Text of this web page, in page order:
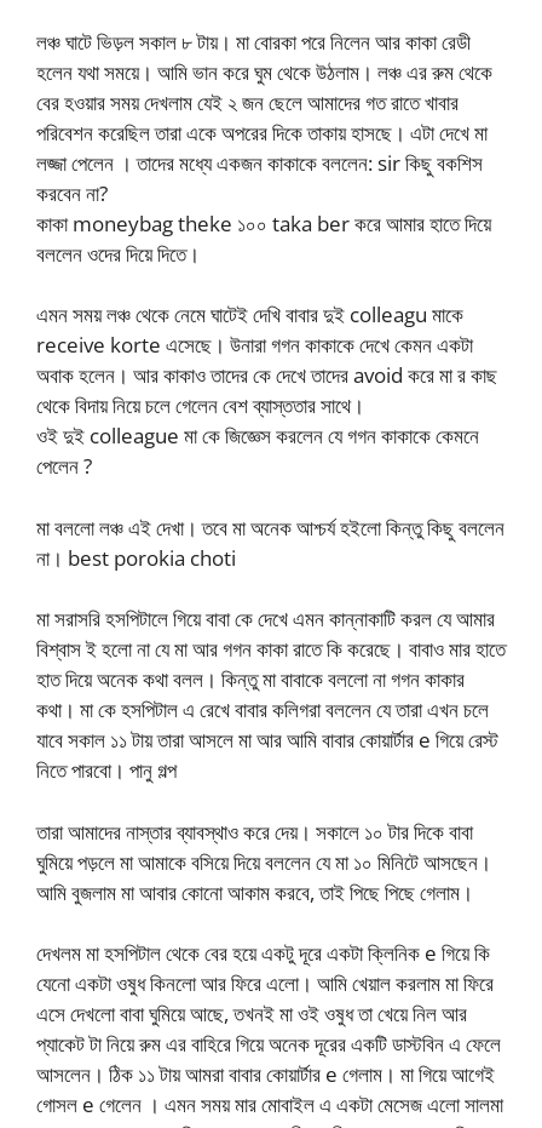
লঞ্চ ঘাটে ভিড়ল সকাল ৮ টায়। মা বোরকা পরে নিলেন আর কাকা রেডী
হলেন যথা সময়ে। আমি ভান করে ঘুম থেকে উঠলাম। লঞ্চ এর রুম থেকে
বের হওয়ার সময় দেখলাম যেই ২ জন ছেলে আমাদের গত রাতে খাবার
পরিবেশন করেছিল তারা একে অপরের দিকে তাকায় হাসছে। এটা দেখে মা
লজ্জা পেলেন । তাদের মধ্যে একজন কাকাকে বললেন: sir কিছু বকশিস
করবেন না?
কাকা moneybag theke ১০০ taka ber করে আমার হাতে দিয়ে
বললেন ওদের দিয়ে দিতে।
এমন সময় লঞ্চ থেকে নেমে ঘাটেই দেখি বাবার দুই colleagu মাকে
receive korte এসেছে। উনারা গগন কাকাকে দেখে কেমন একটা
অবাক হলেন। আর কাকাও তাদের কে দেখে তাদের avoid করে মা র কাছ
থেকে বিদায় নিয়ে চলে গেলেন বেশ ব্যাস্ততার সাথে।
ওই দুই colleague মা কে জিজ্ঞেস করলেন যে গগন কাকাকে কেমনে
পেলেন ?
মা বললো লঞ্চ এই দেখা। তবে মা অনেক আশ্চর্য হইলো কিন্তু কিছু বললেন
না। best porokia choti
মা সরাসরি হসপিটালে গিয়ে বাবা কে দেখে এমন কান্নাকাটি করল যে আমার
বিশ্বাস ই হলো না যে মা আর গগন কাকা রাতে কি করেছে। বাবাও মার হাতে
হাত দিয়ে অনেক কথা বলল। কিন্তু মা বাবাকে বললো না গগন কাকার
কথা। মা কে হসপিটাল এ রেখে বাবার কলিগরা বললেন যে তারা এখন চলে
যাবে সকাল ১১ টায় তারা আসলে মা আর আমি বাবার কোয়ার্টার e গিয়ে রেস্ট
নিতে পারবো। পানু গল্প
তারা আমাদের নাস্তার ব্যাবস্থাও করে দেয়। সকালে ১০ টার দিকে বাবা
ঘুমিয়ে পড়লে মা আমাকে বসিয়ে দিয়ে বললেন যে মা ১০ মিনিটে আসছেন।
আমি বুজলাম মা আবার কোনো আকাম করবে, তাই পিছে পিছে গেলাম।
দেখলম মা হসপিটাল থেকে বের হয়ে একটু দূরে একটা ক্লিনিক e গিয়ে কি
যেনো একটা ওষুধ কিনলো আর ফিরে এলো। আমি খেয়াল করলাম মা ফিরে
এসে দেখলো বাবা ঘুমিয়ে আছে, তখনই মা ওই ওষুধ তা খেয়ে নিল আর
প্যাকেট টা নিয়ে রুম এর বাহিরে গিয়ে অনেক দূরের একটি ডাস্টবিন এ ফেলে
আসলেন। ঠিক ১১ টায় আমরা বাবার কোয়ার্টার e গেলাম। মা গিয়ে আগেই
গোসল e গেলেন । এমন সময় মার মোবাইল এ একটা মেসেজ এলো সালমা